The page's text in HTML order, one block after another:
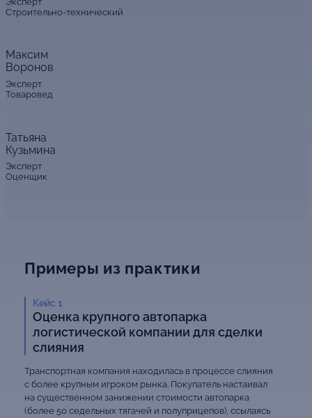
Строительно-технический
Максим
Воронов
Эксперт
Товаровед
Татьяна
Кузьмина
Эксперт
Оценщик
Примеры из практики
Кейс 1
Оценка крупного автопарка
логистической компании для сделки
слияния
Транспортная компания находилась в процессе слияния
с более крупным игроком рынка. Покупатель настаивал
на существенном занижении стоимости автопарка
(более 50 седельных тягачей и полуприцепов), ссылаясь